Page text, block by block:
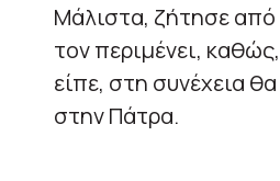
Μάλιστα, ζήτησε από
τον περιμένει,
είπε, στη συνέχεια
στην Πάτρα.